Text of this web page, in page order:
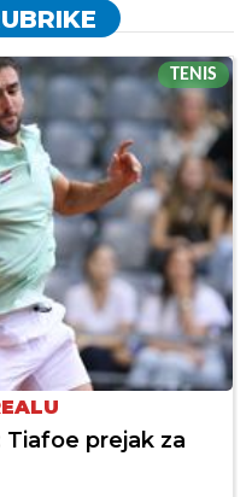
TENIS
prejak za